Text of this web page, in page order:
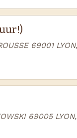
69001
69005